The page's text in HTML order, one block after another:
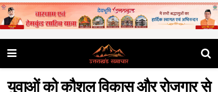
युवाओं को कौशल विकास और रोजगार से